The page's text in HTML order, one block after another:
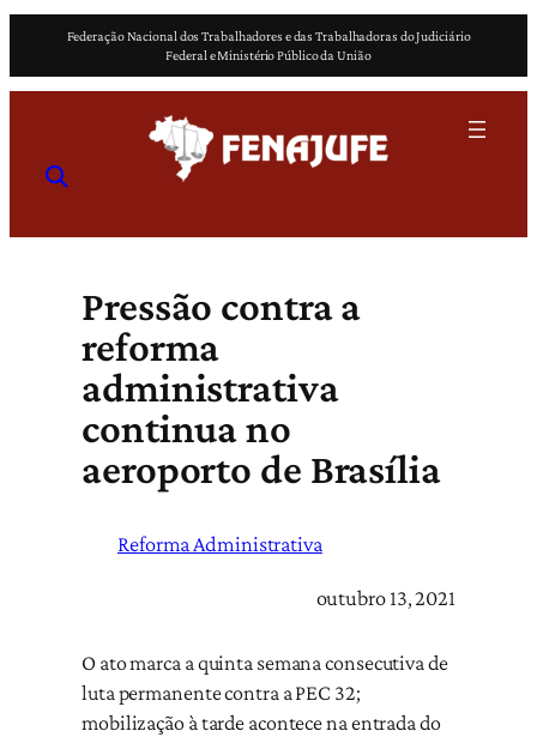
o
Federação Nacional dos Trabalhadores e das Trabalhadoras do Judiciário
Federal e Ministério Público da União
Pressão contra a
reforma
administrativa
continua no
aeroporto de Brasília
Reforma Administrativa
outubro 13, 2021
O ato marca a quinta semana consecutiva de
luta permanente contra a PEC 32;
mobilização à tarde acontece na entrada do